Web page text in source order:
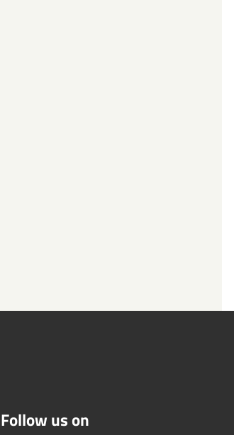
Follow us on